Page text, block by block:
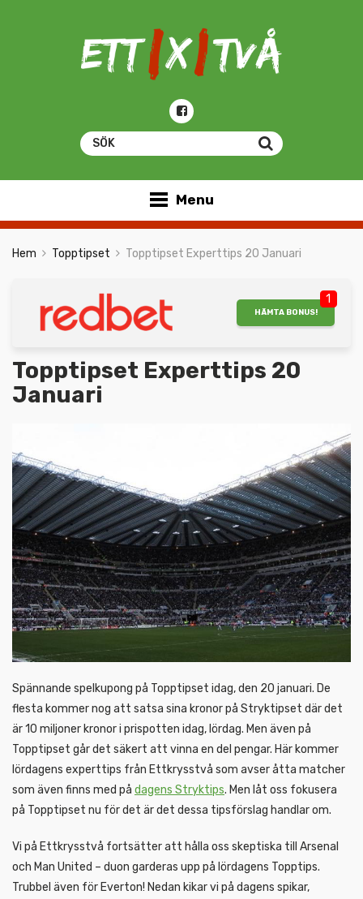
Menu
Hem Topptipset Topptipset Experttips 20 Januari
1
HÄMTA BONUS!
Topptipset Experttips 20
Januari
Spännande spelkupong på Topptipset idag, den 20 januari. De
flesta kommer nog att satsa sina kronor på Stryktipset där det
är 10 miljoner kronor i prispotten idag, lördag. Men även på
Topptipset går det säkert att vinna en del pengar. Här kommer
lördagens experttips från Ettkrysstvå som avser åtta matcher
som även finns med på dagens Stryktips. Men låt oss fokusera
på Topptipset nu för det är det dessa tipsförslag handlar om.
Vi på Ettkrysstvå fortsätter att hålla oss skeptiska till Arsenal
och Man United – duon garderas upp på lördagens Topptips.
Trubbel även för Everton! Nedan kikar vi på dagens spikar,